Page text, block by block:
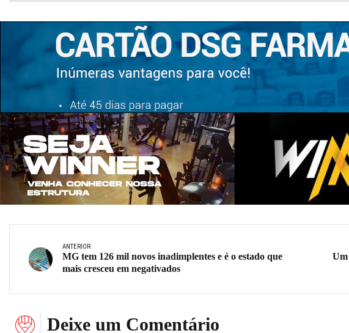
ANTERIOR
MG tem 126 mil novos inadimplentes e é o estado que
mais cresceu em negativados
Um
Deixe um Comentário